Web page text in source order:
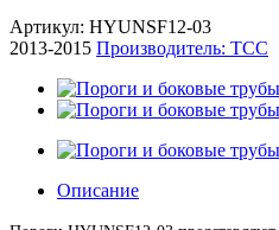
Артикул: HYUNSF12-03
2013-2015 Производитель: ТСС
Описание